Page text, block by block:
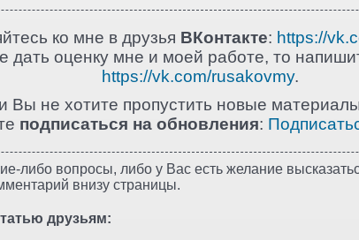
ко мне в друзья ВКонтакте: https://
дать оценку мне и моей работе, то
https://vk.com/rusakovmy.
Вы не хотите пропустить новые
подписаться на обновления:
либо вопросы, либо у Вас есть желание
внизу страницы.
друзьям: